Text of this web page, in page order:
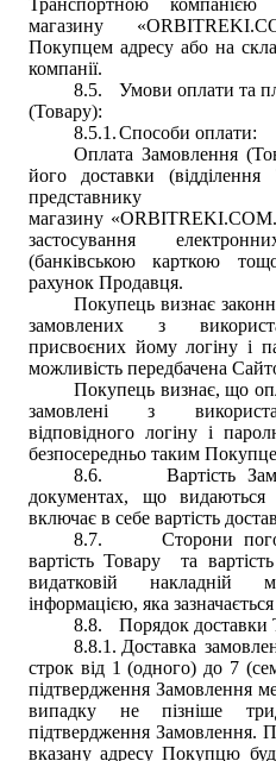
Транспортною
магазину «
Покупцем адресу або на
компанії.
8.5.
Умови оплати та
(Товару):
8.5.1.Способи оплати:
Оплата Замовлення
його доставки (відділення
магазину «
застосування
(банківською карткою
рахунок Продавця.
Покупець визнає
замовлених з
присвоєних йому логіну і
можливість передбачена
Покупець визнає, що
замовлені з
відповідного логіну і
безпосередньо таким
8.6.
Вартість
документах, що видаються
включає в себе вартість
8.7.
Сторони
вартість Товару та
видатковій накладній
інформацією, яка
8.8.
Порядок доставки
8.8.1. Доставка
строк від 1 (одного) до 7
підтвердження Замовлення
випадку не пізніше
підтвердження Замовлення.
вказану адресу Покупцю